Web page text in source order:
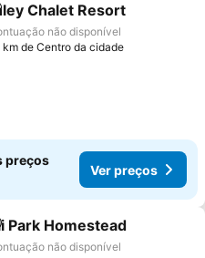
aos favoritos
Chalet Resort
não disponível
km de Centro da cidade
preços
Ver preços
aos favoritos
Park Homestead
não disponível